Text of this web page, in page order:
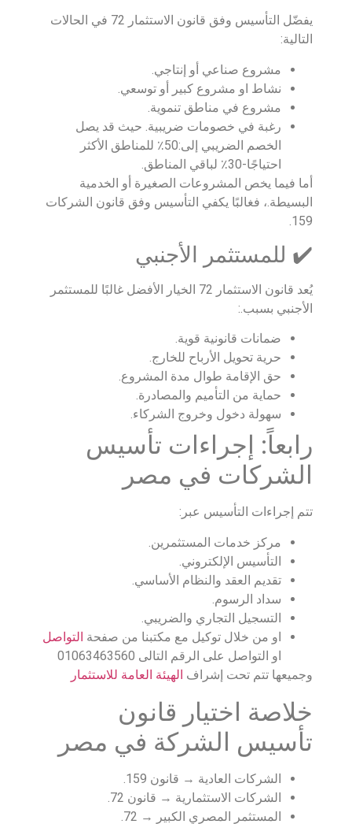
يفضّل التأسيس وفق قانون الاستثمار 72 في الحالات
التالية:
مشروع صناعي أو إنتاجي.
نشاط او مشروع كبير أو توسعي.
مشروع في مناطق تنموية.
رغبة في خصومات ضريبية. حيث قد يصل
الخصم الضريبي إلى:50٪ للمناطق الأكثر
احتياجًا-30٪ لباقي المناطق.
أما فيما يخص المشروعات الصغيرة أو الخدمية
البسيطة.، فغالبًا يكفي التأسيس وفق قانون الشركات
159.
✔️ للمستثمر الأجنبي
يُعد قانون الاستثمار 72 الخيار الأفضل غالبًا للمستثمر
الأجنبي بسبب.:
ضمانات قانونية قوية.
حرية تحويل الأرباح للخارج.
حق الإقامة طوال مدة المشروع.
حماية من التأميم والمصادرة.
سهولة دخول وخروج الشركاء.
رابعاً: إجراءات تأسيس
الشركات في مصر
تتم إجراءات التأسيس عبر:
مركز خدمات المستثمرين.
التأسيس الإلكتروني.
تقديم العقد والنظام الأساسي.
سداد الرسوم.
التسجيل التجاري والضريبي.
او من خلال توكيل مع مكتبنا من صفحة التواصل
او التواصل على الرقم التالى 01063463560
وجميعها تتم تحت إشراف الهيئة العامة للاستثمار
خلاصة اختيار قانون
تأسيس الشركة في مصر
الشركات العادية → قانون 159.
الشركات الاستثمارية → قانون 72.
المستثمر المصري الكبير → 72.